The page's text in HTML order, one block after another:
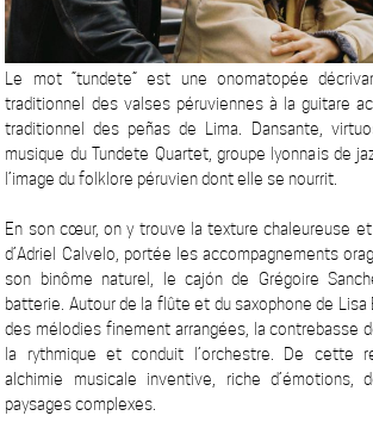
Le mot “tundete” est une onomatopée
traditionnel des valses péruviennes à la guitare
traditionnel des peñas de Lima. Dansante,
musique du Tundete Quartet, groupe lyonnais de
l’image du folklore péruvien dont elle se nourrit.
En son cœur, on y trouve la texture chaleureuse
d’Adriel Calvelo, portée les accompagnements
son binôme naturel, le cajón de Grégoire
batterie. Autour de la flûte et du saxophone de Lisa
des mélodies finement arrangées, la contrebasse
la rythmique et conduit l’orchestre. De cette
alchimie musicale inventive, riche d’émotions,
paysages complexes.